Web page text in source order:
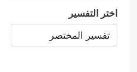
اختر التفسير